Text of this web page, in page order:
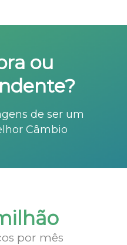
ou
de ser um
Câmbio
por mês